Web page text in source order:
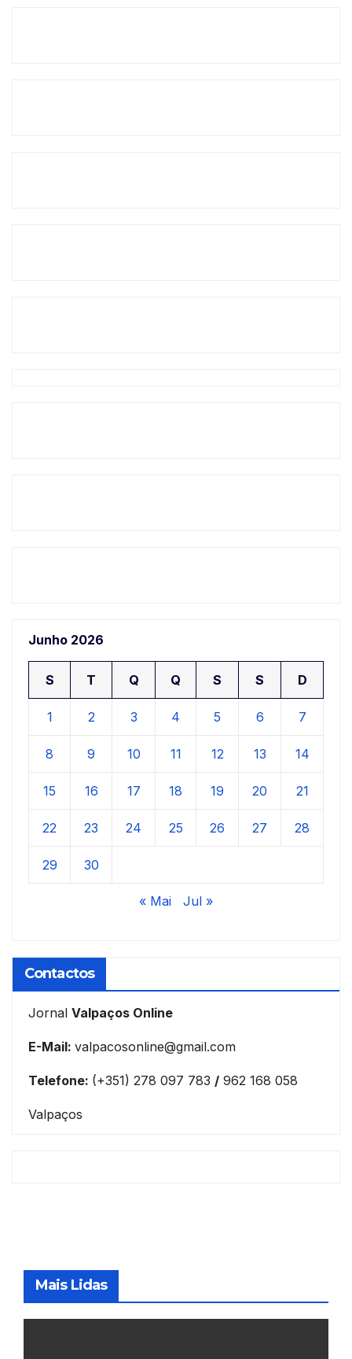
Junho 2026
S T Q Q S S D
1 2 3 4 5 6 7
8 9 10 11 12 13 14
15 16 17 18 19 20 21
22 23 24 25 26 27 28
29 30
« Mai Jul »
Contactos
Jornal Valpaços Online
E-Mail: valpacosonline@gmail.com
Telefone: (+351) 278 097 783 / 962 168 058
Valpaços
Mais Lidas